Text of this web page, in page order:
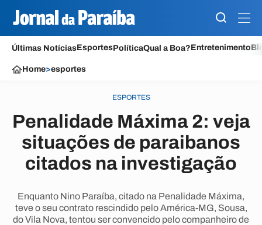
Últimas NotíciasEsportesPolíticaQual a Boa?Entretenimento
Home>esportes
ESPORTES
Penalidade Máxima 2: veja
situações de paraibanos
citados na investigação
Enquanto Nino Paraíba, citado na Penalidade Máxima,
teve o seu contrato rescindido pelo América-MG, Sousa,
do Vila Nova, tentou ser convencido pelo companheiro de